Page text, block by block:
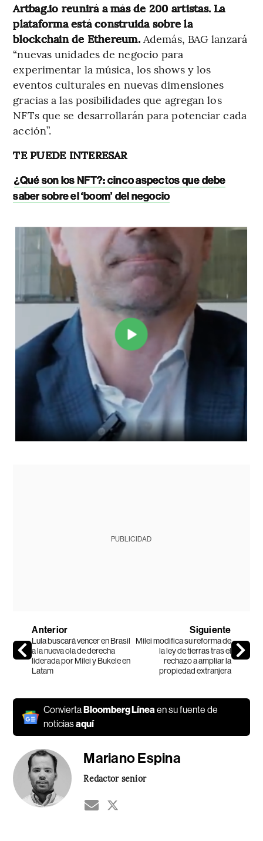
Artbag.io reunirá a más de 200 artistas. La
plataforma está construida sobre la
blockchain de Ethereum.Además, BAG lanzará
“nuevas unidades de negocio para
experimentar la música, los shows y los
eventos culturales en nuevas dimensiones
gracias a las posibilidades que agregan los
NFTs que se desarrollarán para potenciar cada
acción”.
TE PUEDE INTERESAR
¿Qué son los NFT?: cinco aspectos que debe
saber sobre el ‘boom’ del negocio
PUBLICIDAD
Anterior
Lula buscará vencer en Brasil
a la nueva ola de derecha
liderada por Milei y Bukele en
Latam
Siguiente
Milei modifica su reforma de
la ley de tierras tras el
rechazo a ampliar la
propiedad extranjera
Convierta Bloomberg Líneaen su fuente de
noticiasaquí
Mariano Espina
Redactor senior